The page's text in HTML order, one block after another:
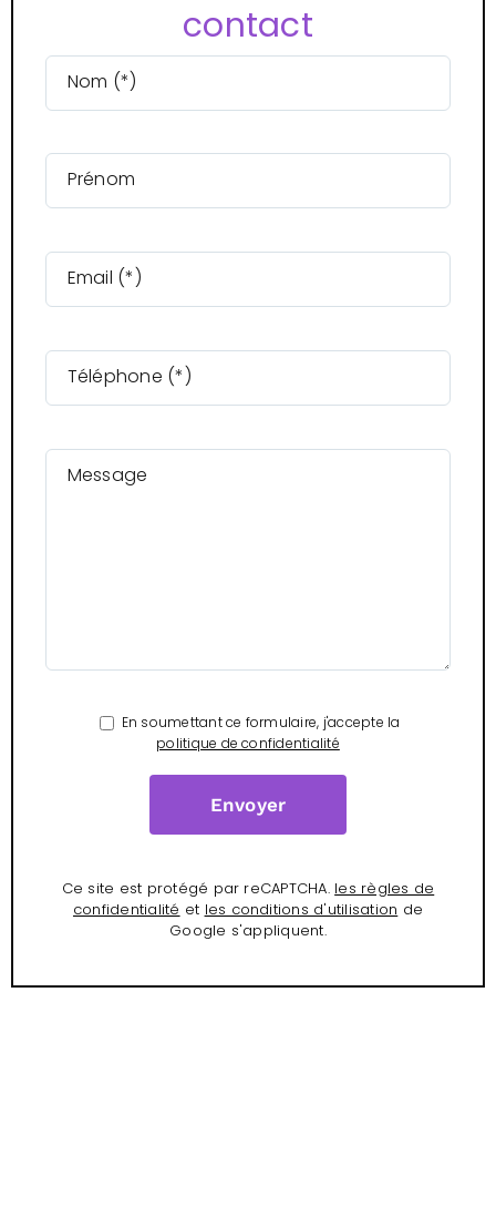
contact
Nom (*)
Prénom
Email (*)
Téléphone (*)
Message
En soumettant ce formulaire, j'accepte la
politique de confidentialité
Ce site est protégé par reCAPTCHA. les règles de
confidentialité et les conditions d'utilisation de
Google s'appliquent.